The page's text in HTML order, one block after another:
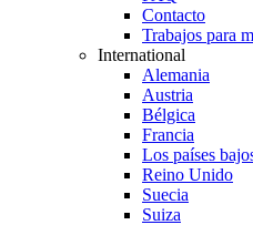
Contacto
Trabajos para
International
Alemania
Austria
Bélgica
Francia
Los países
Reino Unido
Suecia
Suiza